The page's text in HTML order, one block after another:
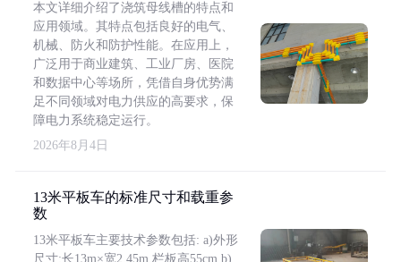
本文详细介绍了浇筑母线槽的特点和
应用领域。其特点包括良好的电气、
机械、防火和防护性能。在应用上，
广泛用于商业建筑、工业厂房、医院
和数据中心等场所，凭借自身优势满
足不同领域对电力供应的高要求，保
障电力系统稳定运行。
2026年8月4日
13米平板车的标准尺寸和载重参
数
13米平板车主要技术参数包括: a)外形
尺寸:长13m×宽2.45m,栏板高55cm b)